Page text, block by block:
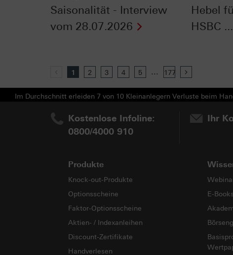
Saisonalität - Interview
vom 28.07.2026
Hebel
HSBC ...
Previous
1 2 3 4 5 ... 177
Im Durchschnitt erleiden 7 von 10 Kleinanlegern Verluste beim
Kostenlose Infoline:
0800/4000 910
Ihr
Produkte
Knock-out-Produkte
Optionsscheine
Faktor-Optionsscheine
Aktien- / Indexanleihen
Discount-Zertifikate
Handverlesen
E-Books